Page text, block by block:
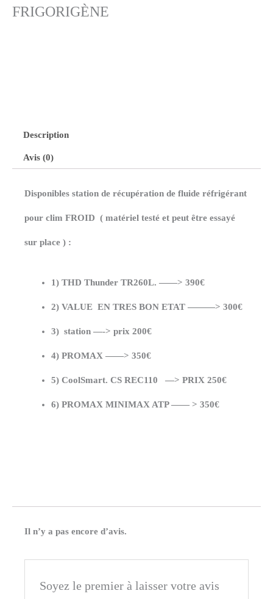
FRIGORIGÈNE
Description
Avis (0)
Disponibles station de récupération de fluide réfrigérant
pour clim FROID ( matériel testé et peut être essayé
sur place ) :
1) THD Thunder TR260L. ——> 390€
2) VALUE EN TRES BON ETAT ———> 300€
3) station —-> prix 200€
4) PROMAX ——> 350€
5) CoolSmart. CS REC110 —> PRIX 250€
6) PROMAX MINIMAX ATP —— > 350€
Il n’y a pas encore d’avis.
Soyez le premier à laisser votre avis